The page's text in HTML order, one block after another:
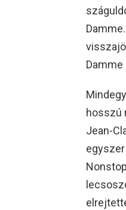
Damme
hosszú
Jean-